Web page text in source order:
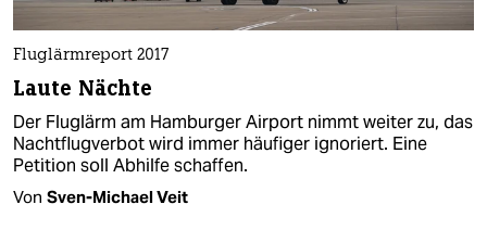
Fluglärmreport 2017
Laute Nächte
Der Fluglärm am Hamburger Airport nimmt weiter zu, das
Nachtflugverbot wird immer häufiger ignoriert. Eine
Petition soll Abhilfe schaffen.
Von Sven-Michael Veit